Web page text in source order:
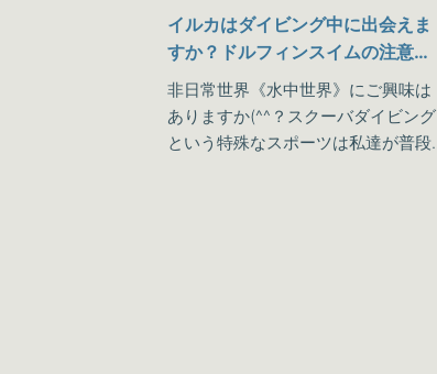
イルカはダイビング中に出会えま
すか？ドルフィンスイムの注意点
について
非日常世界《水中世界》にご興味は
ありますか(^^？スクーバダイビング
という特殊なスポーツは私達が普段